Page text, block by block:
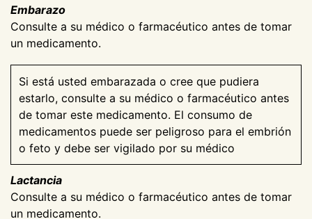
Embarazo
Consulte a su médico o farmacéutico antes de tomar
un medicamento.
Si está usted embarazada o cree que pudiera
estarlo, consulte a su médico o farmacéutico antes
de tomar este medicamento. El consumo de
medicamentos puede ser peligroso para el embrión
o feto y debe ser vigilado por su médico
Lactancia
Consulte a su médico o farmacéutico antes de tomar
un medicamento.